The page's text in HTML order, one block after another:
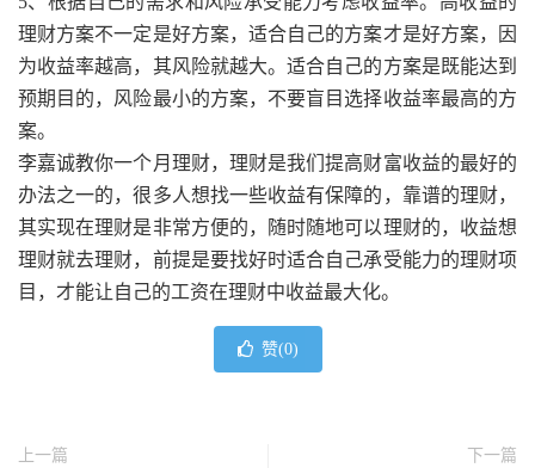
理财方案不一定是好方案，适合自己的方案才是好方案，因
为收益率越高，其风险就越大。适合自己的方案是既能达到
预期目的，风险最小的方案，不要盲目选择收益率最高的方
案。
李嘉诚教你一个月理财，理财是我们提高财富收益的最好的
办法之一的，很多人想找一些收益有保障的，靠谱的理财，
其实现在理财是非常方便的，随时随地可以理财的，收益想
理财就去理财，前提是要找好时适合自己承受能力的理财项
目，才能让自己的工资在理财中收益最大化。
赞(0)
上一篇 下一篇